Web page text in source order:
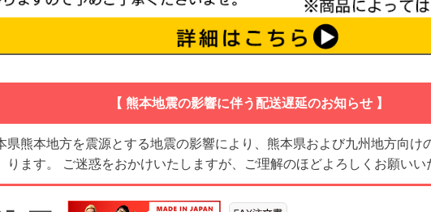
【 熊本地震の影響に伴う配送遅延のお知らせ 】
県熊本地方を震源とする地震の影響により、熊本県および九州地方向け
ります。 ご迷惑をおかけいたしますが、ご理解のほどよろしくお願いい